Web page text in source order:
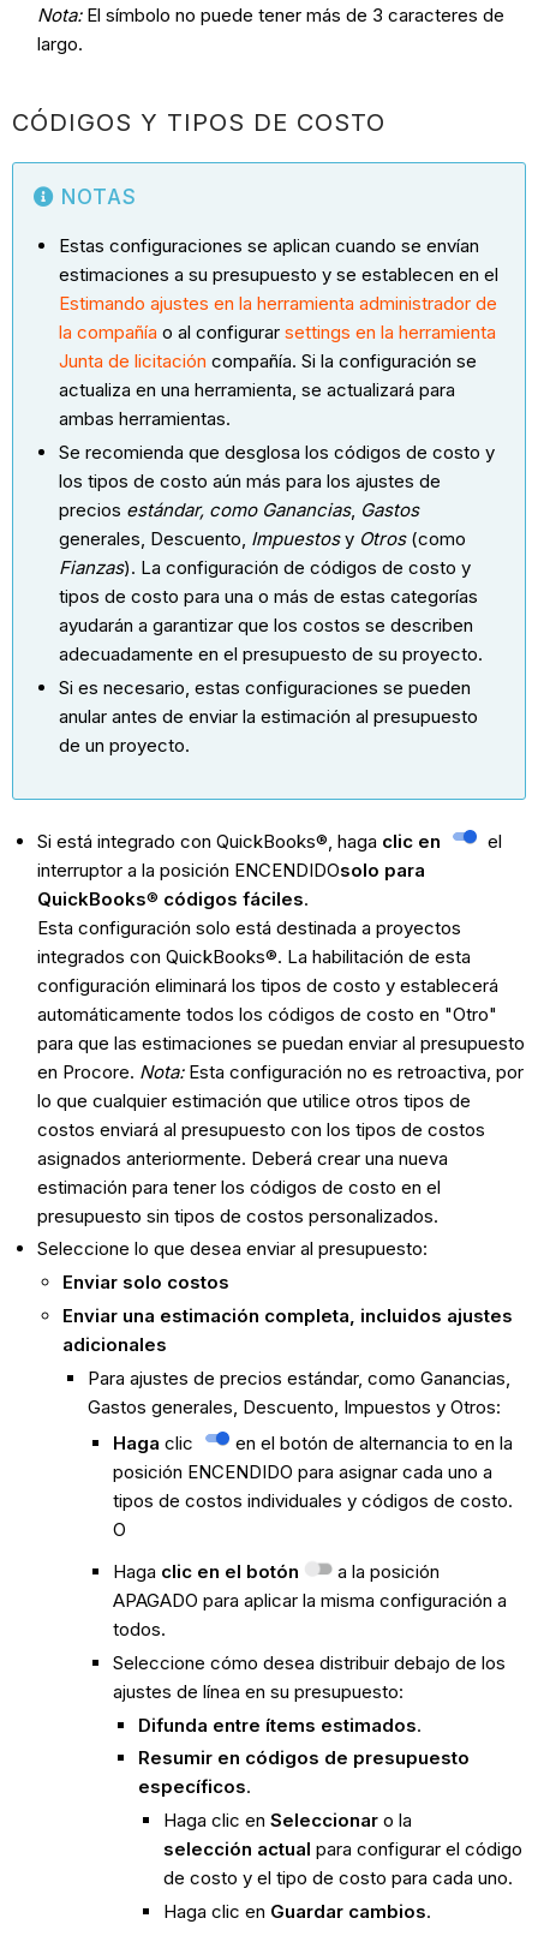
Nota: El símbolo no puede tener más de 3 caracteres de
largo.
CÓDIGOS Y TIPOS DE COSTO
NOTAS
Estas configuraciones se aplican cuando se envían
estimaciones a su presupuesto y se establecen en el
Estimando ajustes en la herramienta administrador de
la compañía o al configurarsettings en la herramienta
Junta de licitación compañía. Si la configuración se
actualiza en una herramienta, se actualizará para
ambas herramientas.
Se recomienda que desglosa los códigos de costo y
los tipos de costo aún más para los ajustes de
precios estándar, como Ganancias, Gastos
generales, Descuento, Impuestosy Otros(como
Fianzas). La configuración de códigos de costo y
tipos de costo para una o más de estas categorías
ayudarán a garantizar que los costos se describen
adecuadamente en el presupuesto de su proyecto.
Si es necesario, estas configuraciones se pueden
anular antes de enviar la estimación al presupuesto
de un proyecto.
Si está integrado con QuickBooks®, haga clic en
el
interruptor a la posición ENCENDIDOsolo para
QuickBooks® códigos fáciles.
Esta configuración solo está destinada a proyectos
integrados con QuickBooks®. La habilitación de esta
configuración eliminará los tipos de costo y establecerá
automáticamente todos los códigos de costo en "Otro"
para que las estimaciones se puedan enviar al presupuesto
en Procore. Nota: Esta configuración no es retroactiva, por
lo que cualquier estimación que utilice otros tipos de
costos enviará al presupuesto con los tipos de costos
asignados anteriormente. Deberá crear una nueva
estimación para tener los códigos de costo en el
presupuesto sin tipos de costos personalizados.
Seleccione lo que desea enviar al presupuesto:
Enviar solo costos
Enviar una estimación completa, incluidos ajustes
adicionales
Para ajustes de precios estándar, como Ganancias,
Gastos generales, Descuento, Impuestos y Otros:
Haga clic
en el botón de alternancia to en la
posición ENCENDIDO para asignar cada uno a
tipos de costos individuales y códigos de costo.
O
Haga clic en el botón
a la posición
APAGADO para aplicar la misma configuración a
todos.
Seleccione cómo desea distribuir debajo de los
ajustes de línea en su presupuesto:
Difunda entre ítems estimados.
Resumir en códigos de presupuesto
específicos.
Haga clic enSeleccionar o la
selección actual para configurar el código
de costo y el tipo de costo para cada uno.
Haga clic en Guardar cambios.